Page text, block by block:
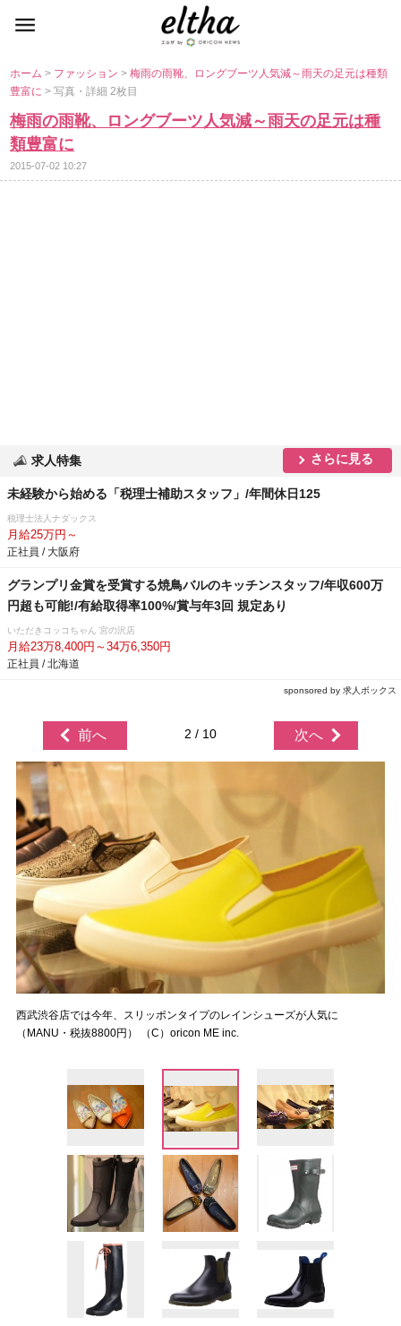
ホーム> ファッション>梅雨の雨靴、ロングブーツ人気減～雨天の足元は種類
豊富に> 写真・詳細 2枚目
梅雨の雨靴、ロングブーツ人気減～雨天の足元は種
類豊富に
2015-07-02 10:27
求人特集 さらに見る
未経験から始める「税理士補助スタッフ」/年間休日125
税理士法人ナダックス
月給25万円～
正社員 / 大阪府
グランプリ金賞を受賞する焼鳥バルのキッチンスタッフ/年収600万
円超も可能!/有給取得率100%/賞与年3回 規定あり
いただきコッコちゃん 宮の沢店
月給23万8,400円～34万6,350円
正社員 / 北海道
sponsored by 求人ボックス
前へ 2 / 10 次へ
西武渋谷店では今年、スリッポンタイプのレインシューズが人気に
（MANU・税抜8800円） （C）oricon ME inc.